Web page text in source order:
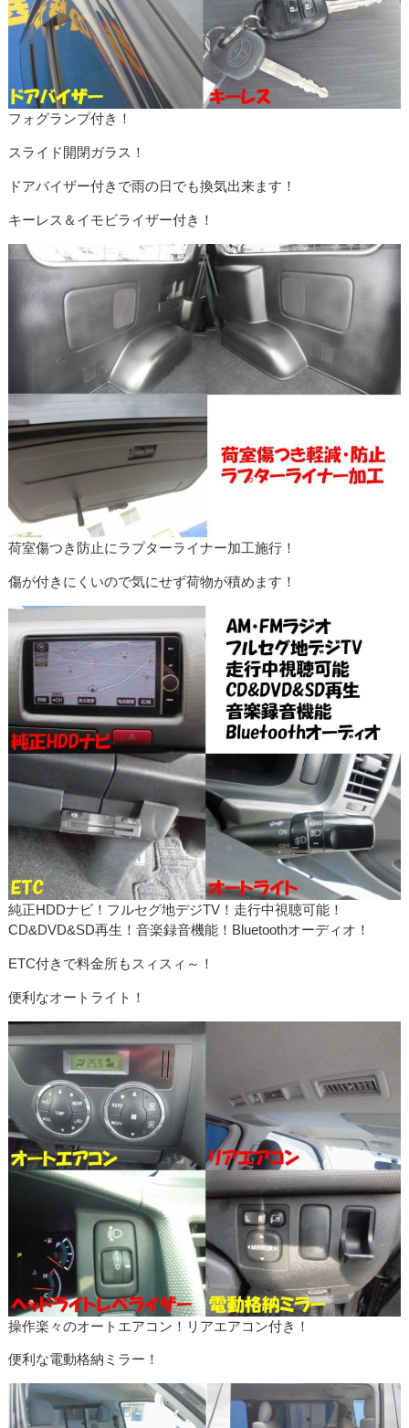
フォグランプ付き！
スライド開閉ガラス！
ドアバイザー付きで雨の日でも換気出来ます！
キーレス＆イモビライザー付き！
荷室傷つき防止にラプターライナー加工施行！
傷が付きにくいので気にせず荷物が積めます！
純正HDDナビ！フルセグ地デジTV！走行中視聴可能！
CD&DVD&SD再生！音楽録音機能！Bluetoothオーディオ！
ETC付きで料金所もスィスィ～！
便利なオートライト！
操作楽々のオートエアコン！リアエアコン付き！
便利な電動格納ミラー！